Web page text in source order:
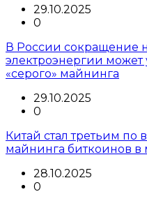
29.10.2025
0
В России сокращение
электроэнергии может
«серого» майнинга
29.10.2025
0
Китай стал третьим по
майнинга биткоинов в
28.10.2025
0